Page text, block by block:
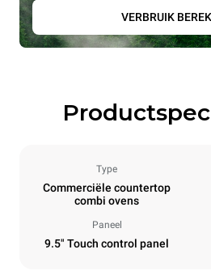
VERBRUIK
Type
Commerciële countertop
combi ovens
Paneel
9.5" Touch control panel